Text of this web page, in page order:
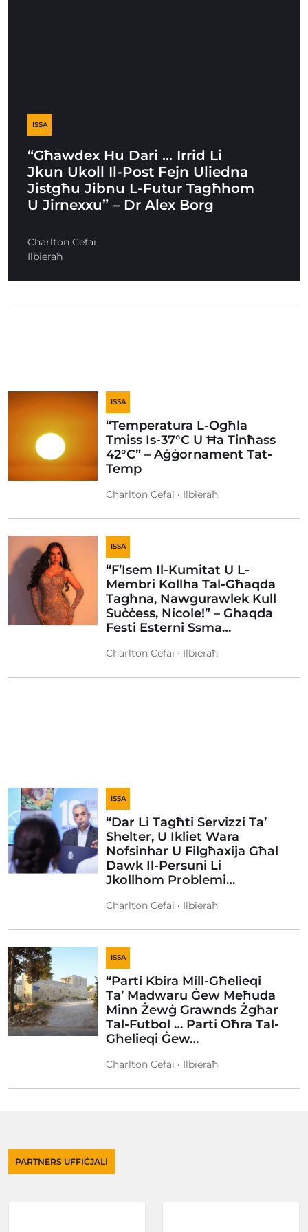
ISSA
“Għawdex Hu Dari … Irrid Li
Jkun Ukoll Il-Post Fejn Uliedna
Jistgħu Jibnu L-Futur Tagħhom
U Jirnexxu” – Dr Alex Borg
Charlton Cefai
Ilbieraħ
ISSA
“Temperatura L-Ogħla
Tmiss Is-37°C U Ħa Tinħass
42°C” – Aġġornament Tat-
Temp
Charlton Cefai • Ilbieraħ
ISSA
“F’Isem Il-Kumitat U L-
Membri Kollha Tal-Għaqda
Tagħna, Nawgurawlek Kull
Suċċess, Nicole!” – Ghaqda
Festi Esterni Ssma…
Charlton Cefai • Ilbieraħ
ISSA
“Dar Li Tagħti Servizzi Ta’
Shelter, U Ikliet Wara
Nofsinhar U Filgħaxija Għal
Dawk Il-Persuni Li
Jkollhom Problemi…
Charlton Cefai • Ilbieraħ
ISSA
“Parti Kbira Mill-Għelieqi
Ta’ Madwaru Ġew Meħuda
Minn Żewġ Grawnds Żgħar
Tal-Futbol … Parti Oħra Tal-
Għelieqi Ġew…
Charlton Cefai • Ilbieraħ
PARTNERS UFFIĊJALI